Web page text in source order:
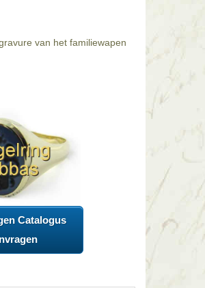
van het familiewapen
Catalogus